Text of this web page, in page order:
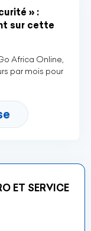
» :
sur cette
Africa Online,
par mois pour
ET SERVICE